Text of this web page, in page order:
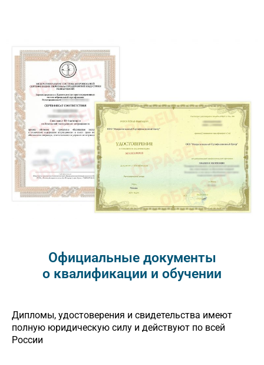
Официальные документы
о квалификации и обучении
Дипломы, удостоверения и свидетельства имеют
полную юридическую силу и действуют по всей
России